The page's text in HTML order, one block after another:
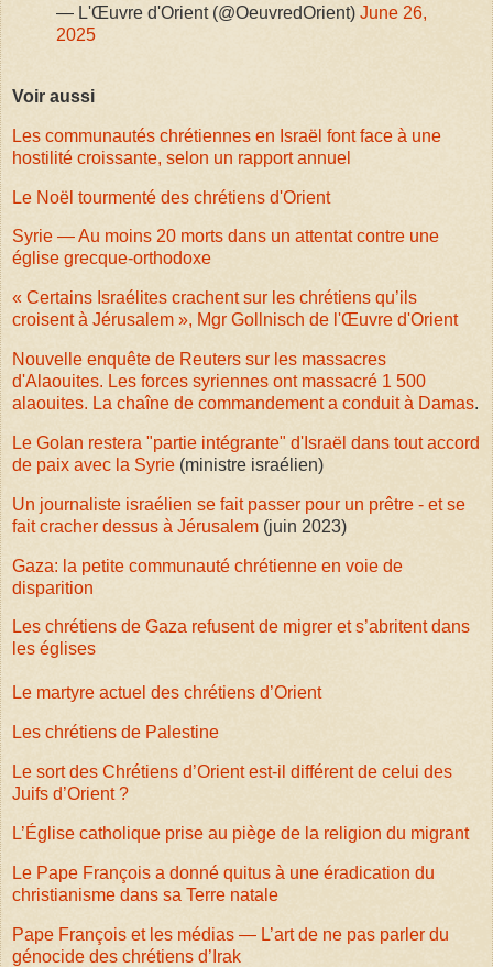
— L'Œuvre d'Orient (@OeuvredOrient) June 26,
2025
Voir aussi
Les communautés chrétiennes en Israël font face à une
hostilité croissante, selon un rapport annuel
Le Noël tourmenté des chrétiens d'Orient
Syrie — Au moins 20 morts dans un attentat contre une
église grecque-orthodoxe
« Certains Israélites crachent sur les chrétiens qu’ils
croisent à Jérusalem », Mgr Gollnisch de l'Œuvre d'Orient
Nouvelle enquête de Reuters sur les massacres
d'Alaouites. Les forces syriennes ont massacré 1 500
alaouites. La chaîne de commandement a conduit à Damas.
Le Golan restera "partie intégrante" d'Israël dans tout accord
de paix avec la Syrie (ministre israélien)
Un journaliste israélien se fait passer pour un prêtre - et se
fait cracher dessus à Jérusalem (juin 2023)
Gaza: la petite communauté chrétienne en voie de
disparition
Les chrétiens de Gaza refusent de migrer et s’abritent dans
les églises
Le martyre actuel des chrétiens d’Orient
Les chrétiens de Palestine
Le sort des Chrétiens d’Orient est-il différent de celui des
Juifs d’Orient ?
L’Église catholique prise au piège de la religion du migrant
Le Pape François a donné quitus à une éradication du
christianisme dans sa Terre natale
Pape François et les médias — L’art de ne pas parler du
génocide des chrétiens d’Irak